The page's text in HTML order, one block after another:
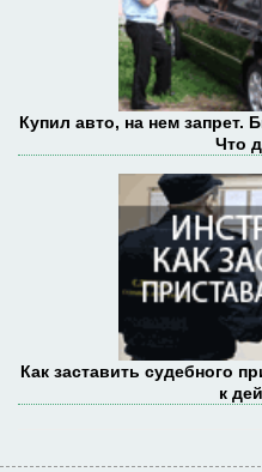
Купил авто, на нем запрет.
Что
Как заставить судебного
к